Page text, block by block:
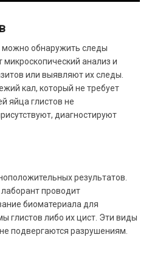
обнаружить следы
микроскопический анализ и
или выявляют их следы.
кал, который не требует
яйца глистов не
диагностируют
результатов.
проводит
биоматериала для
глистов либо их цист. Эти виды
подвергаются разрушениям.